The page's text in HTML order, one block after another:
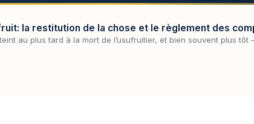
la restitution de la chose et le règlement des
au plus tard à la mort de l’usufruitier, et bien souvent plus